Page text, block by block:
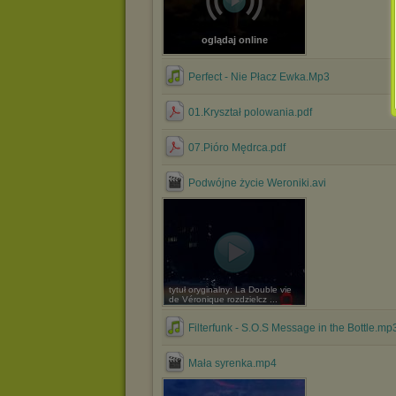
oglądaj online
Perfect - Nie Płacz Ewka.Mp3
01.Kryształ polowania.pdf
07.Pióro Mędrca.pdf
Podwójne życie Weroniki.avi
tytuł oryginalny: La Double vie
de Véronique rozdzielcz ...
Filterfunk - S.O.S Message in the
Mała syrenka.mp4